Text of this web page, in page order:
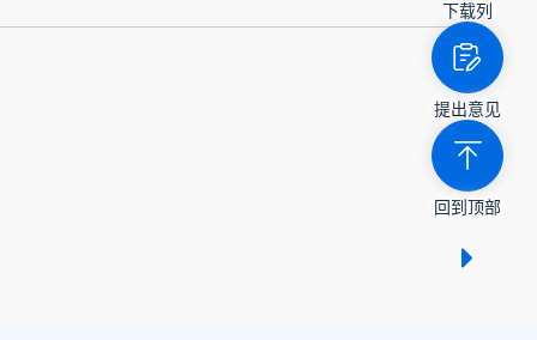
下载列
提出意见
回到顶部